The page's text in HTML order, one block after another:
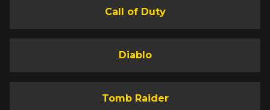
Call of Duty
Diablo
Tomb Raider